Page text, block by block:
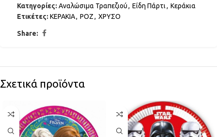
Κατηγορίες: Αναλώσιμα Τραπεζιού, Είδη Πάρτι, Κεράκια
Ετικέτες: ΚΕΡΑΚΙΑ, ΡΟΖ, ΧΡΥΣΟ
Share:
Σχετικά προϊόντα